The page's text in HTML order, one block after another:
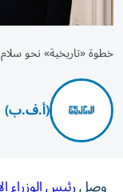
خطوة «تاريخية» نحو
(أ.ف.ب)